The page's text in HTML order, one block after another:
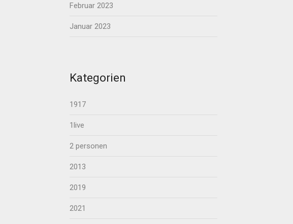
Februar 2023
Januar 2023
Kategorien
1917
1live
2 personen
2013
2019
2021